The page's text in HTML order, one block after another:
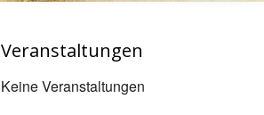
Veranstaltungen
Keine Veranstaltungen